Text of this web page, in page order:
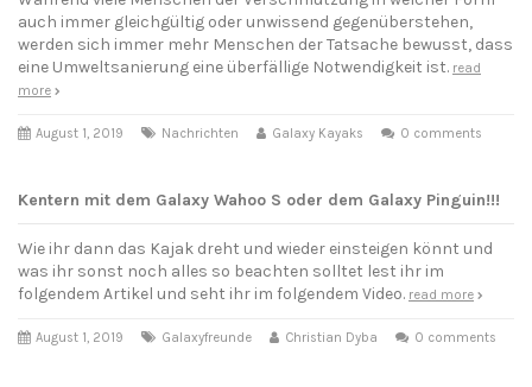
auch immer gleichgültig oder unwissend gegenüberstehen,
werden sich immer mehr Menschen der Tatsache bewusst, dass
eine Umweltsanierung eine überfällige Notwendigkeit ist. read
more
August 1, 2019 Nachrichten Galaxy Kayaks 0 comments
Kentern mit dem Galaxy Wahoo S oder dem Galaxy Pinguin!!!
Wie ihr dann das Kajak dreht und wieder einsteigen könnt und
was ihr sonst noch alles so beachten solltet lest ihr im
folgendem Artikel und seht ihr im folgendem Video. read more
August 1, 2019 Galaxyfreunde Christian Dyba 0 comments